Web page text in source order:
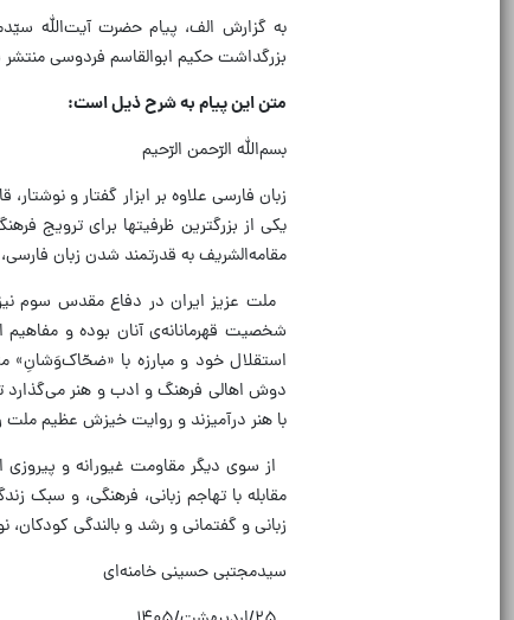
بزرگداشت حکیم ابوالقاسم فردوسی
متن این پیام به شرح ذیل است:
بسم‌الله الرّحمن الرّحیم
زبان فارسی علاوه بر ابزار گفتار و
یکی از بزرگترین ظرفیتها برای ترویج
مقامه‌الشریف به قدرتمند شدن زبان
ملت عزیز ایران در دفاع مقدس سوم
شخصیت قهرمانانه‌ی آنان بوده و مفاهیم
استقلال خود و مبارزه با «ضحّاک‌وَشانِ»
دوش اهالی فرهنگ و ادب و هنر می‌گذارد
با هنر درآمیزند و روایت خیزش عظیم ملت
از سوی دیگر مقاومت غیورانه و پیروزی
مقابله با تهاجم زبانی، فرهنگی، و سبک
زبانی و گفتمانی و رشد و بالندگی کودکان،
سیدمجتبی حسینی خامنه‌ای